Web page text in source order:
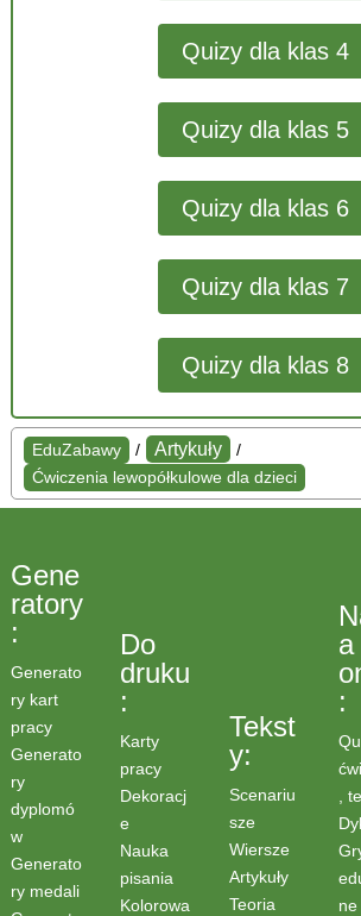
Quizy dla klas 4
Quizy dla klas 5
Quizy dla klas 6
Quizy dla klas 7
Quizy dla klas 8
EduZabawy / Artykuły
/
Ćwiczenia lewopółkulowe dla dzieci
Gene
ratory
:
Generato
ry kart
pracy
Generato
ry
dyplomó
w
Generato
ry medali
Do
druku
:
Karty
pracy
Dekoracj
e
Nauka
pisania
Kolorowa
Tekst
y:
Scenariu
sze
Wiersze
Artykuły
Teoria
a
:
,
ne